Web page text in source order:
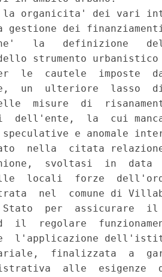
organicita' dei vari
gestione dei
la   definizione
strumento
le  cautele  imposte
un  ulteriore  lasso  di
misure  di
la  cui
e anomale
nella  citata
svoltasi  in  data
locali  forze
nel  comune di
per  assicurare  il
il  regolare
l'applicazione
finalizzata  a
alle